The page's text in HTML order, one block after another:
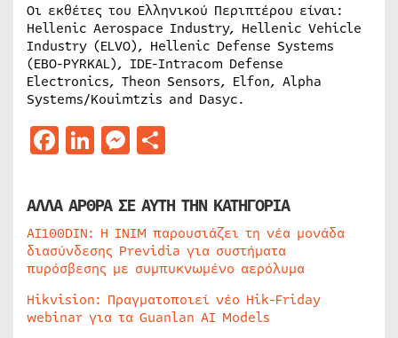
Οι εκθέτες του Ελληνικού Περιπτέρου είναι:
Hellenic Aerospace Industry, Hellenic Vehicle
Industry (ELVO), Hellenic Defense Systems
(EBO-PYRKAL), IDE-Intracom Defense
Electronics, Theon Sensors, Elfon, Alpha
Systems/Kouimtzis and Dasyc.
Facebook
LinkedIn
Messenger
ΑΛΛΑ ΑΡΘΡΑ ΣΕ ΑΥΤΗ ΤΗΝ ΚΑΤΗΓΟΡΙΑ
AI100DIN: Η INIM παρουσιάζει τη νέα μονάδα
διασύνδεσης Previdia για συστήματα
πυρόσβεσης με συμπυκνωμένο αερόλυμα
Hikvision: Πραγματοποιεί νέο Hik-Friday
webinar για τα Guanlan AI Models